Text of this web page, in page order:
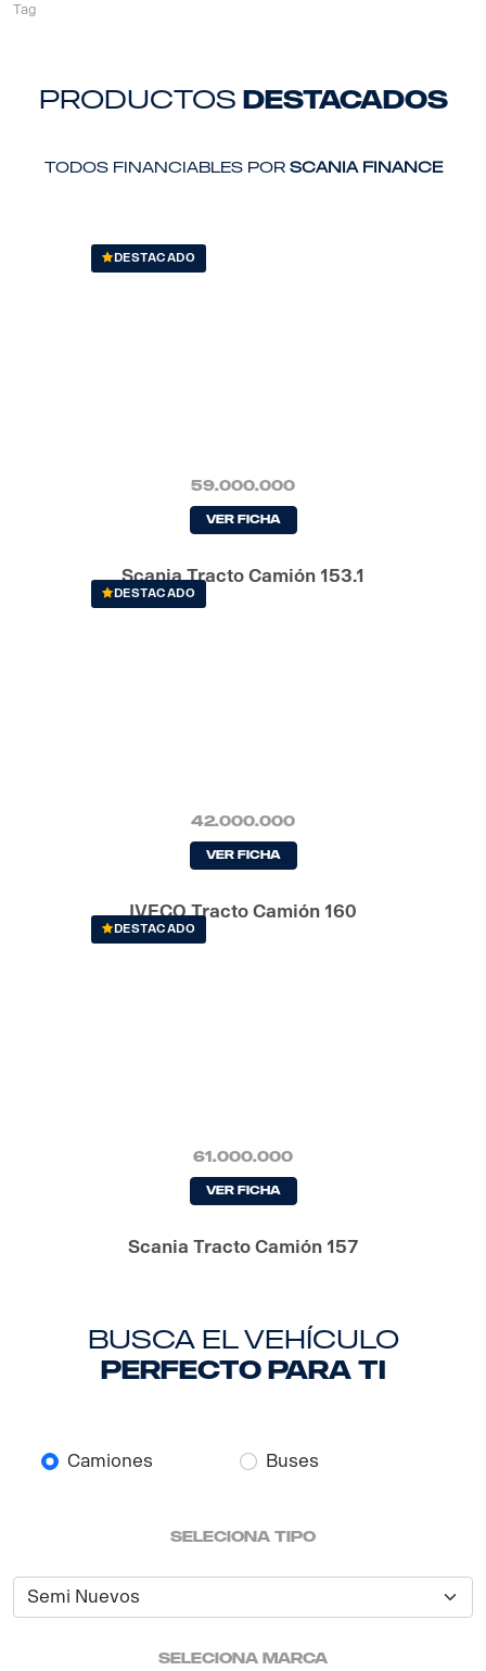
Tag
productos destacados
Todos financiables por Scania Finance
DESTACADO
Scania Tracto Camión 153.1
59.000.000
Ver Ficha
DESTACADO
IVECO Tracto Camión 160
42.000.000
Ver Ficha
DESTACADO
Scania Tracto Camión 157
61.000.000
Ver Ficha
busca el vehículo
perfecto para ti
Camiones Buses
seleciona tipo
seleciona marca